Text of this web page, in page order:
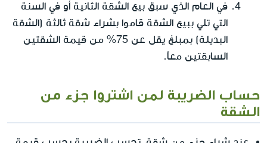
في العام الذي سبق بيع الشقة الثانية أو في السنة
التي تلي ببيع الشقة قاموا بشراء شقة ثالثة (الشقة
البديلة) بمبلغ يقل عن 75% من قيمة الشقتين
السابقتين معاً.
حساب الضريبة لمن اشتروا جزء من
الشقة